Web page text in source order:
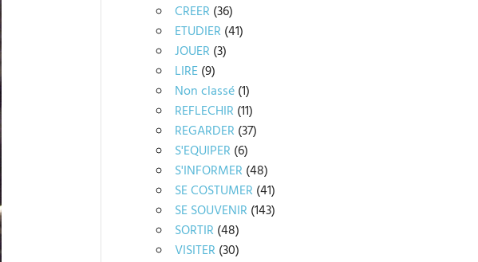
CREER (36)
ETUDIER (41)
JOUER (3)
LIRE(9)
Non classé(1)
REFLECHIR (11)
REGARDER (37)
S'EQUIPER (6)
S'INFORMER (48)
SE COSTUMER (41)
SE SOUVENIR (143)
SORTIR (48)
VISITER (30)